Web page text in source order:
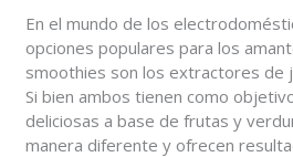
En el mundo de los
opciones populares para los
smoothies son los extractores de
Si bien ambos tienen como
deliciosas a base de frutas y
manera diferente y ofrecen